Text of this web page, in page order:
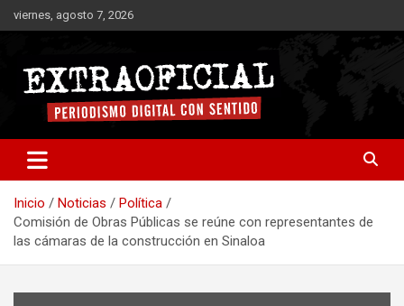
Saltar
al
viernes, agosto 7, 2026
Extraoficial
Inicio Noticias
Política
Comisión de Obras Públicas se reúne con representantes de
las cámaras de la construcción en Sinaloa